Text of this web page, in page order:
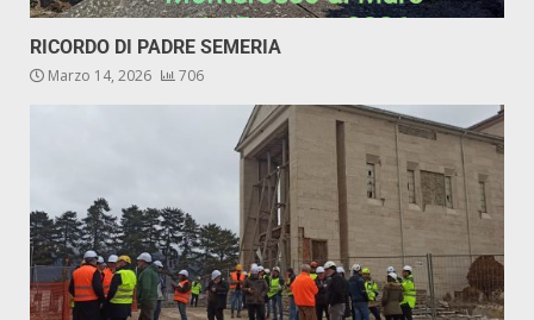
RICORDO DI PADRE SEMERIA
Marzo 14, 2026 706